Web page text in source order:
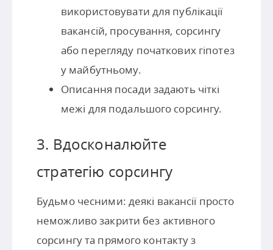
використовувати для публікації
вакансій, просування, сорсингу
або перегляду початкових гіпотез
у майбутньому.
Описання посади задають чіткі
межі для подальшого сорсингу.
3. Вдосконалюйте
стратегію сорсингу
Будьмо чесними: деякі вакансії просто
неможливо закрити без активного
сорсингу та прямого контакту з